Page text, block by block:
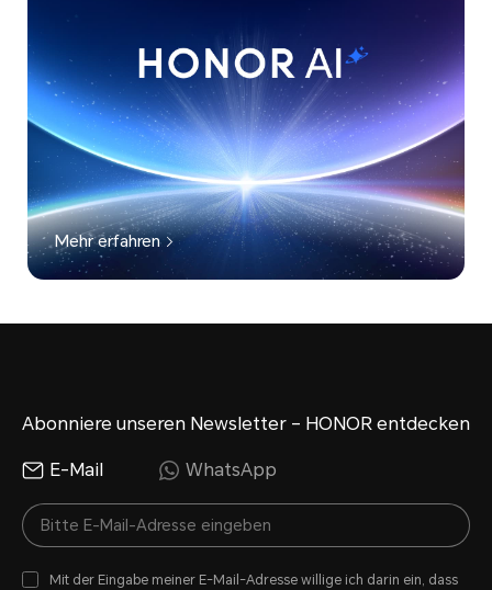
Mehr erfahren
Abonniere unseren Newsletter – HONOR entdecken
E-Mail WhatsApp
Mit der Eingabe meiner E-Mail-Adresse willige ich darin ein, dass